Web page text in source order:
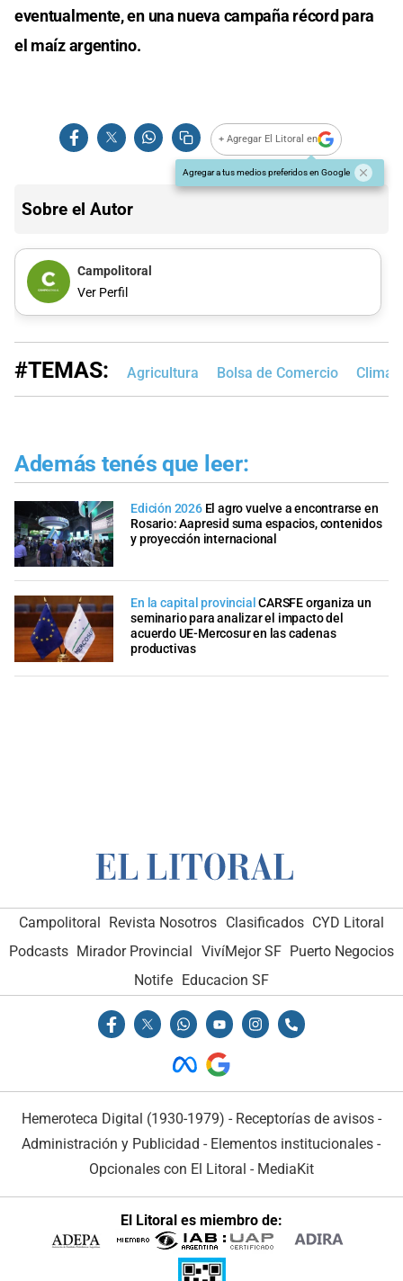
eventualmente, en una nueva campaña récord para
el maíz argentino.
+ Agregar El Litoral en
Agregar a tus medios preferidos en Google
Sobre el Autor
Campolitoral
Ver Perfil
#TEMAS: Agricultura Bolsa de Comercio Clima
Además tenés que leer:
Edición 2026 El agro vuelve a encontrarse en
Rosario: Aapresid suma espacios, contenidos
y proyección internacional
En la capital provincial CARSFE organiza un
seminario para analizar el impacto del
acuerdo UE-Mercosur en las cadenas
productivas
Campolitoral Revista Nosotros Clasificados CYD Litoral
Podcasts Mirador Provincial VivíMejor SF Puerto Negocios
Notife
Educacion SF
Hemeroteca Digital (1930-1979) - Receptorías de avisos -
Administración y Publicidad - Elementos institucionales -
Opcionales con El Litoral - MediaKit
El Litoral es miembro de: